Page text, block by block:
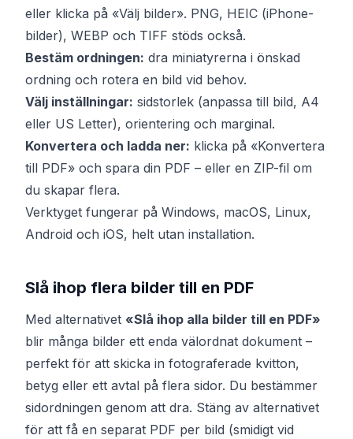
eller klicka på «Välj bilder». PNG, HEIC (iPhone-
bilder), WEBP och TIFF stöds också.
Bestäm ordningen: dra miniatyrerna i önskad
ordning och rotera en bild vid behov.
Välj inställningar: sidstorlek (anpassa till bild, A4
eller US Letter), orientering och marginal.
Konvertera och ladda ner: klicka på «Konvertera
till PDF» och spara din PDF – eller en ZIP-fil om
du skapar flera.
Verktyget fungerar på Windows, macOS, Linux,
Android och iOS, helt utan installation.
Slå ihop flera bilder till en PDF
Med alternativet «Slå ihop alla bilder till en PDF»
blir många bilder ett enda välordnat dokument –
perfekt för att skicka in fotograferade kvitton,
betyg eller ett avtal på flera sidor. Du bestämmer
sidordningen genom att dra. Stäng av alternativet
för att få en separat PDF per bild (smidigt vid